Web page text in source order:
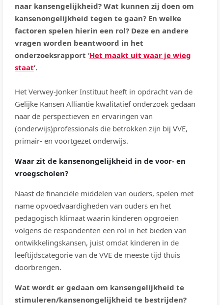
naar kansengelijkheid? Wat kunnen zij doen om
kansenongelijkheid tegen te gaan? En welke
factoren spelen hierin een rol? Deze en andere
vragen worden beantwoord in het
onderzoeksrapport ‘Het maakt uit waar je wieg
staat’.
Het Verwey-Jonker Instituut heeft in opdracht van de
Gelijke Kansen Alliantie kwalitatief onderzoek gedaan
naar de perspectieven en ervaringen van
(onderwijs)professionals die betrokken zijn bij VVE,
primair- en voortgezet onderwijs.
Waar zit de kansenongelijkheid in de voor- en
vroegscholen?
Naast de financiële middelen van ouders, spelen met
name opvoedvaardigheden van ouders en het
pedagogisch klimaat waarin kinderen opgroeien
volgens de respondenten een rol in het bieden van
ontwikkelingskansen, juist omdat kinderen in de
leeftijdscategorie van de VVE de meeste tijd thuis
doorbrengen.
Wat wordt er gedaan om kansengelijkheid te
stimuleren/kansenongelijkheid te bestrijden?